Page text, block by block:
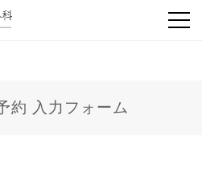
約 入力フォーム